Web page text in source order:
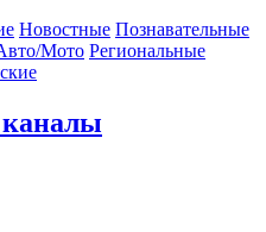
Новостные Познавательные
Мото Региональные